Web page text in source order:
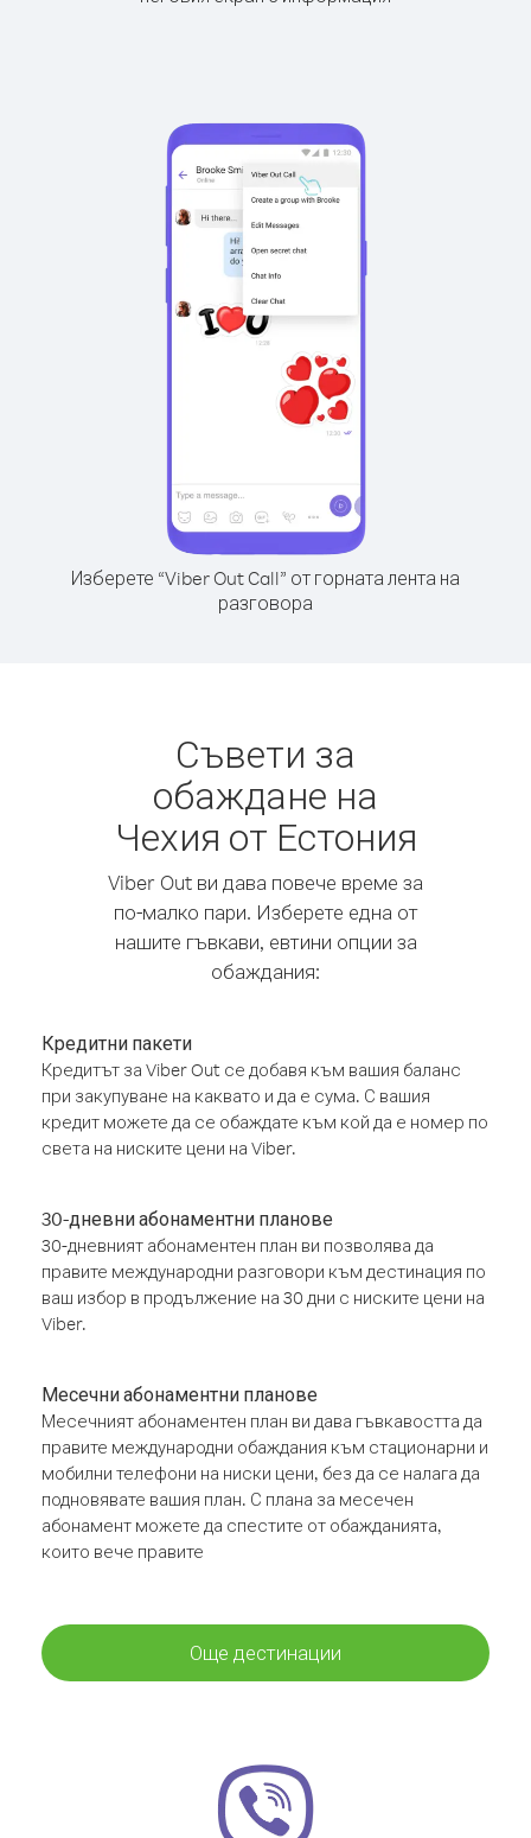
Изберете “Viber Out Call” от горната лента на
разговора
Съвети за
обаждане на
Чехия от Естония
Viber Out ви дава повече време за
по-малко пари. Изберете една от
нашите гъвкави, евтини опции за
обаждания:
Кредитни пакети
Кредитът за Viber Out се добавя към вашия баланс
при закупуване на каквато и да е сума. С вашия
кредит можете да се обаждате към кой да е номер по
света на ниските цени на Viber.
30-дневни абонаментни планове
30-дневният абонаментен план ви позволява да
правите международни разговори към дестинация по
ваш избор в продължение на 30 дни с ниските цени на
Viber.
Месечни абонаментни планове
Месечният абонаментен план ви дава гъвкавостта да
правите международни обаждания към стационарни и
мобилни телефони на ниски цени, без да се налага да
подновявате вашия план. С плана за месечен
абонамент можете да спестите от обажданията,
които вече правите
Още дестинации